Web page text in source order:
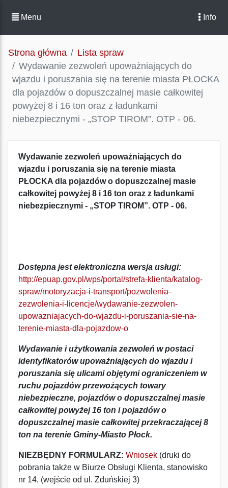
Menu Info
Strona główna
Lista spraw
Wydawanie zezwoleń upoważniających do
wjazdu i poruszania się na terenie miasta PŁOCKA
dla pojazdów o dopuszczalnej masie całkowitej
powyżej 8 i 16 ton oraz z ładunkami
niebezpiecznymi - „STOP TIROM”. OTP - 06.
Wydawanie zezwoleń upoważniających do
wjazdu i poruszania się na terenie miasta
PŁOCKA dla pojazdówo dopuszczalnej masie
całkowitej powyżej 8 i 16 ton oraz z ładunkami
niebezpiecznymi - „STOP TIROM”. OTP - 06.
Dostępna jest elektroniczna wersja usługi:
http://epuap.gov.pl/wps/portal/strefa-klienta/katalog-
spraw/motoryzacja-i-transport/pozwolenia-
zezwolenia-i-licencje/wydawanie-zezwolen-
upowazniajacych-do-wjazdu-i-poruszania-sie-na-
terenie-miasta-dla-pojazdow-o
Wydawanie i użytkowania zezwoleń w postaci
identyfikatorów upoważniających do wjazdu i
poruszania się ulicami objętymi ograniczeniem w
ruchu pojazdów przewożących towary
niebezpieczne, pojazdów o dopuszczalnej masie
całkowitej powyżej 16 ton i pojazdów o
dopuszczalnej masie całkowitej przekraczającej 8
ton na terenie Gminy-Miasto Płock.
NIEZBĘDNY FORMULARZ: Wniosek (druki do
pobrania także w Biurze Obsługi Klienta, stanowisko
nr 14, (wejście od ul. Zduńskiej 3)